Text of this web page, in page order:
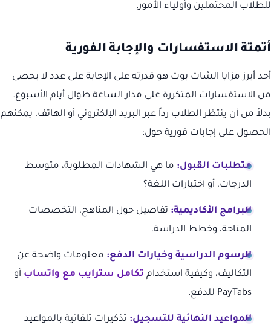
للطلاب المحتملين وأولياء الأمور.
أتمتة الاستفسارات والإجابة الفورية
أحد أبرز مزايا الشات بوت هو قدرته على الإجابة على عدد لا يحصى
من الاستفسارات المتكررة على مدار الساعة طوال أيام الأسبوع.
بدلاً من أن ينتظر الطلاب رداً عبر البريد الإلكتروني أو الهاتف، يمكنهم
الحصول على إجابات فورية حول:
متطلبات القبول: ما هي الشهادات المطلوبة، متوسط
الدرجات، أو اختبارات اللغة؟
البرامج الأكاديمية: تفاصيل حول المناهج، التخصصات
المتاحة، وخطط الدراسة.
الرسوم الدراسية وخيارات الدفع: معلومات واضحة عن
التكاليف، وكيفية استخدام تكامل سترايب مع واتساب أو
PayTabs للدفع.
المواعيد النهائية للتسجيل: تذكيرات تلقائية بالمواعيد